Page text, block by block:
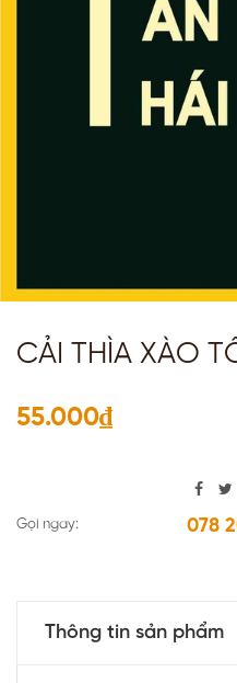
CẢI THÌA XÀO
55.000₫
Gọi ngay: 078
Thông tin sản phẩm